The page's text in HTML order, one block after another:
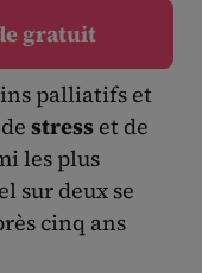
gratuit
palliatifs et
stress et de
les plus
sur deux se
cinq ans